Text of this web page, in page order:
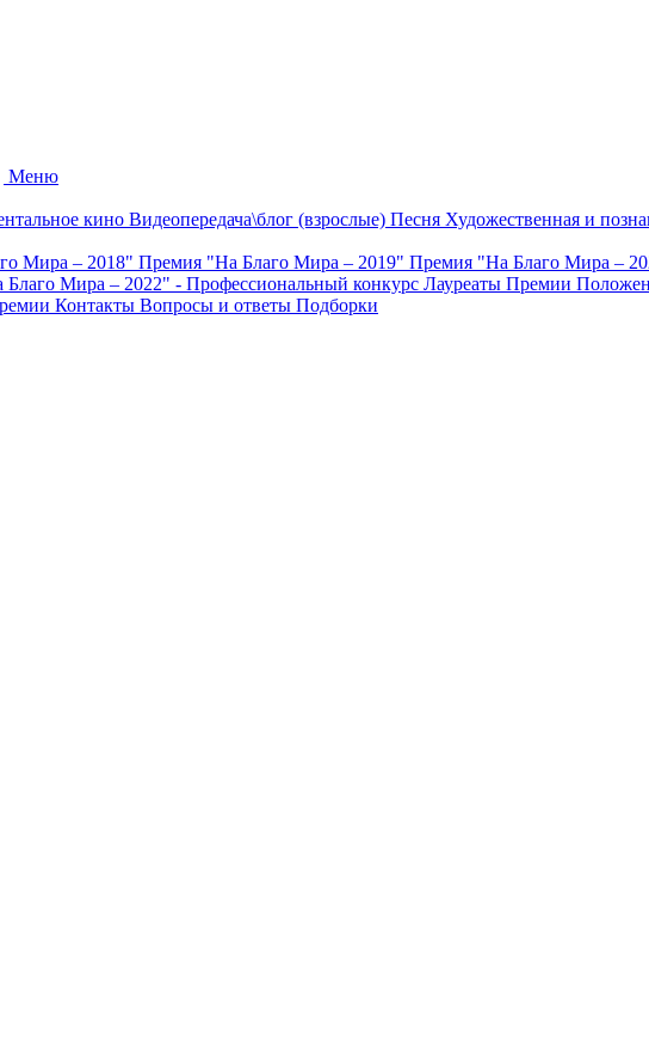
Меню
кино Видеопередача\блог (взрослые) Песня Художественная и
Мира – 2018" Премия "На Благо Мира – 2019" Премия "На Благо Мира –
Мира – 2022" - Профессиональный конкурс Лауреаты Премии
Контакты Вопросы и ответы Подборки